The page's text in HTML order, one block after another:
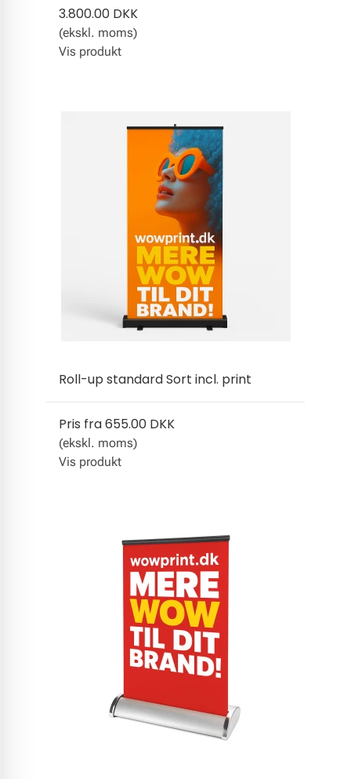
3.800.00 DKK
(ekskl. moms)
Vis produkt
Roll-up standard Sort incl. print
Pris fra655.00 DKK
(ekskl. moms)
Vis produkt